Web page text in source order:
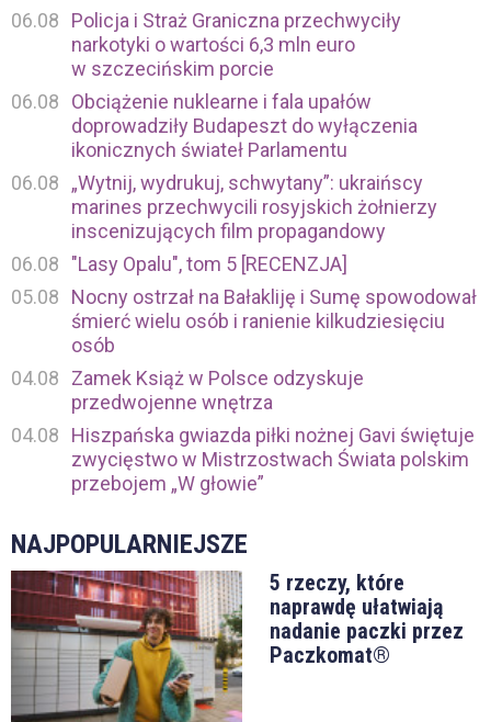
06.08
Policja i Straż Graniczna przechwyciły
narkotyki o wartości 6,3 mln euro
w szczecińskim porcie
06.08
Obciążenie nuklearne i fala upałów
doprowadziły Budapeszt do wyłączenia
ikonicznych świateł Parlamentu
06.08
„Wytnij, wydrukuj, schwytany”: ukraińscy
marines przechwycili rosyjskich żołnierzy
inscenizujących film propagandowy
06.08
"Lasy Opalu", tom 5 [RECENZJA]
05.08
Nocny ostrzał na Bałakliję i Sumę spowodował
śmierć wielu osób i ranienie kilkudziesięciu
osób
04.08
Zamek Książ w Polsce odzyskuje
przedwojenne wnętrza
04.08
Hiszpańska gwiazda piłki nożnej Gavi świętuje
zwycięstwo w Mistrzostwach Świata polskim
przebojem „W głowie”
NAJPOPULARNIEJSZE
5 rzeczy, które
naprawdę ułatwiają
nadanie paczki przez
Paczkomat®